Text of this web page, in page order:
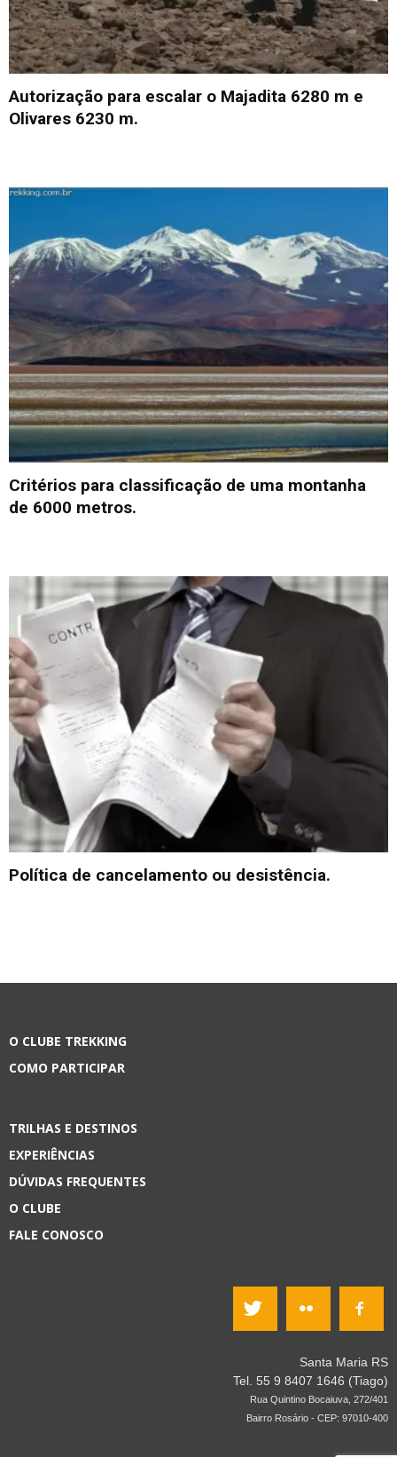
Autorização para escalar o Majadita 6280 m e
Olivares 6230 m.
Critérios para classificação de uma montanha
de 6000 metros.
Política de cancelamento ou desistência.
O CLUBE TREKKING
COMO PARTICIPAR
TRILHAS E DESTINOS
EXPERIÊNCIAS
DÚVIDAS FREQUENTES
O CLUBE
FALE CONOSCO
Santa Maria RS
Tel. 55 9 8407 1646 (Tiago)
Rua Quintino Bocaiuva, 272/401
Bairro Rosário - CEP: 97010-400